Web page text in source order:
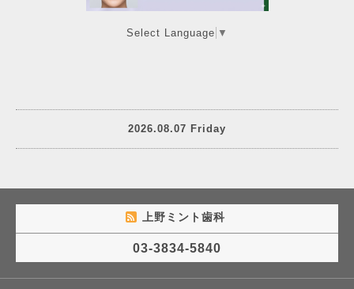
Select Language ▼
2026.08.07 Friday
上野ミント歯科
03-3834-5840